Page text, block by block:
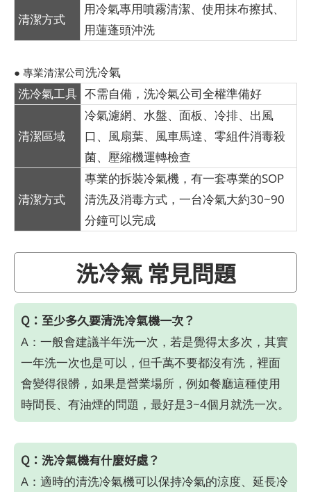
清潔方式
用冷氣專用噴霧清潔、使用抹布擦拭、
用蓮蓬頭沖洗
● 專業清潔公司洗冷氣
洗冷氣工具 不需自備，洗冷氣公司全權準備好
清潔區域
冷氣濾網、水盤、面板、冷排、出風
口、風扇葉、風車馬達、零組件消毒殺
菌、壓縮機運轉檢查
清潔方式
專業的拆裝冷氣機，有一套專業的SOP
清洗及消毒方式，一台冷氣大約30~90
分鐘可以完成
洗冷氣 常見問題
Q：至少多久要清洗冷氣機一次？
A：一般會建議半年洗一次，若是覺得太多次，其實
一年洗一次也是可以，但千萬不要都沒有洗，裡面
會變得很髒，如果是營業場所，例如餐廳這種使用
時間長、有油煙的問題，最好是3~4個月就洗一次。
Q：洗冷氣機有什麼好處？
A：適時的清洗冷氣機可以保持冷氣的涼度、延長冷